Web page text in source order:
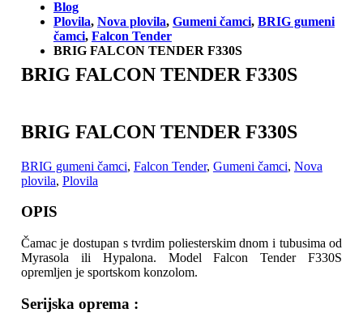
Blog
Plovila, Nova plovila, Gumeni čamci, BRIG gumeni
čamci, Falcon Tender
BRIG FALCON TENDER F330S
BRIG FALCON TENDER F330S
BRIG FALCON TENDER F330S
BRIG gumeni čamci, Falcon Tender, Gumeni čamci, Nova
plovila, Plovila
OPIS
Čamac je dostupan s tvrdim poliesterskim dnom i tubusima od
Myrasola ili Hypalona. Model Falcon Tender F330S
opremljen je sportskom konzolom.
Serijska oprema :